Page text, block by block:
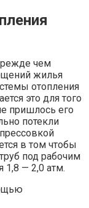
чем
жилья
отопления
это для того
пришлось его
потекли
в том чтобы
под рабочим
1,8 — 2,0 атм.